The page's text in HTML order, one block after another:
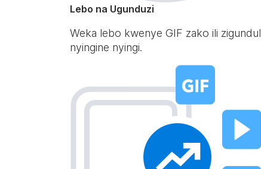
Lebo na Ugunduzi
Weka lebo kwenye GIF zako ili
nyingine nyingi.